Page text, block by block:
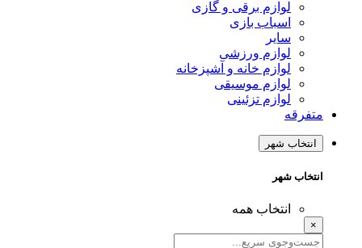
لوازم برقی و گازی
اسباب بازی
سایر
لوازم ورزشی
لوازم خانه و آشپزخانه
لوازم موسیقی
لوازم تزئینی
متفرقه
انتخاب شهر
انتخاب شهر
انتخاب همه